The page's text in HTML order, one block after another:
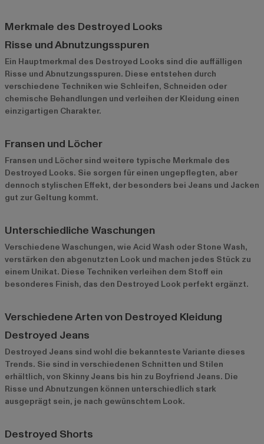
Merkmale des Destroyed Looks
Risse und Abnutzungsspuren
Ein Hauptmerkmal des Destroyed Looks sind die auffälligen
Risse und Abnutzungsspuren. Diese entstehen durch
verschiedene Techniken wie Schleifen, Schneiden oder
chemische Behandlungen und verleihen der Kleidung einen
einzigartigen Charakter.
Fransen und Löcher
Fransen und Löcher sind weitere typische Merkmale des
Destroyed Looks. Sie sorgen für einen ungepflegten, aber
dennoch stylischen Effekt, der besonders bei Jeans und Jacken
gut zur Geltung kommt.
Unterschiedliche Waschungen
Verschiedene Waschungen, wie Acid Wash oder Stone Wash,
verstärken den abgenutzten Look und machen jedes Stück zu
einem Unikat. Diese Techniken verleihen dem Stoff ein
besonderes Finish, das den Destroyed Look perfekt ergänzt.
Verschiedene Arten von Destroyed Kleidung
Destroyed Jeans
Destroyed Jeans sind wohl die bekannteste Variante dieses
Trends. Sie sind in verschiedenen Schnitten und Stilen
erhältlich, von Skinny Jeans bis hin zu Boyfriend Jeans. Die
Risse und Abnutzungen können unterschiedlich stark
ausgeprägt sein, je nach gewünschtem Look.
Destroyed Shorts